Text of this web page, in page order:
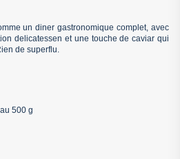
un diner gastronomique complet, avec
delicatessen et une touche de caviar qui
de superflu.
500 g